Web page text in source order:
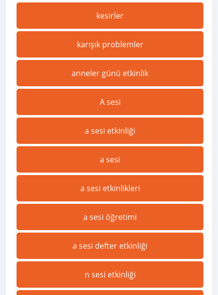
kesirler
karışık problemler
anneler günü etkinlik
A sesi
a sesi etkinliği
a sesi
a sesi etkinlikleri
a sesi öğretimi
a sesi defter etkinliği
n sesi etkinliği